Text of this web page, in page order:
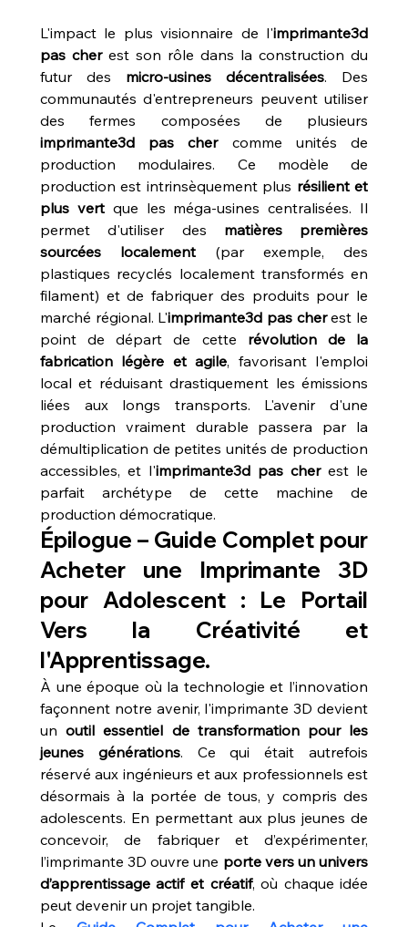
L'impact le plus visionnaire de l'imprimante3d
pas cher est son rôle dans la construction du
futur des micro-usines décentralisées. Des
communautés d'entrepreneurs peuvent utiliser
imprimante3d pas cher comme unités de
production modulaires. Ce modèle de
production est intrinsèquement plus résilient et
plus vert que les méga-usines centralisées. Il
permet d'utiliser des matières premières
sourcées localement (par exemple, des
plastiques recyclés localement transformés en
filament) et de fabriquer des produits pour le
marché régional. L'imprimante3d pas cher est le
point de départ de cette révolution de la
fabrication légère et agile, favorisant l'emploi
local et réduisant drastiquement les émissions
liées aux longs transports. L'avenir d'une
production vraiment durable passera par la
démultiplication de petites unités de production
accessibles, et l'imprimante3d pas cher est le
parfait archétype de cette machine de
production démocratique.
Épilogue – Guide Complet pour
Acheter une Imprimante 3D
pour Adolescent : Le Portail
Vers la Créativité et
l'Apprentissage.
À une époque où la technologie et l’innovation
façonnent notre avenir, l'imprimante 3D devient
un outil essentiel de transformation pour les
jeunes générations. Ce qui était autrefois
réservé aux ingénieurs et aux professionnels est
désormais à la portée de tous, y compris des
adolescents. En permettant aux plus jeunes de
concevoir, de fabriquer et d’expérimenter,
l’imprimante 3D ouvre une porte vers un univers
d’apprentissage actif et créatif, où chaque idée
peut devenir un projet tangible.